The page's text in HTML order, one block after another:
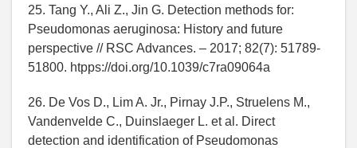
25. Tang Y., Ali Z., Jin G. Detection methods for:
Pseudomonas aeruginosa: History and future
perspective // RSC Advances. – 2017; 82(7): 51789-
51800. htpps://doi.org/10.1039/c7ra09064a
26. De Vos D., Lim A. Jr., Pirnay J.P., Struelens M.,
Vandenvelde C., Duinslaeger L. et al. Direct
detection and identification of Pseudomonas